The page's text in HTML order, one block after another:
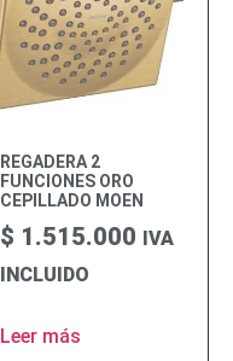
REGADERA 2
FUNCIONES ORO
CEPILLADO MOEN
$ 1.515.000 IVA
INCLUIDO
Leer más